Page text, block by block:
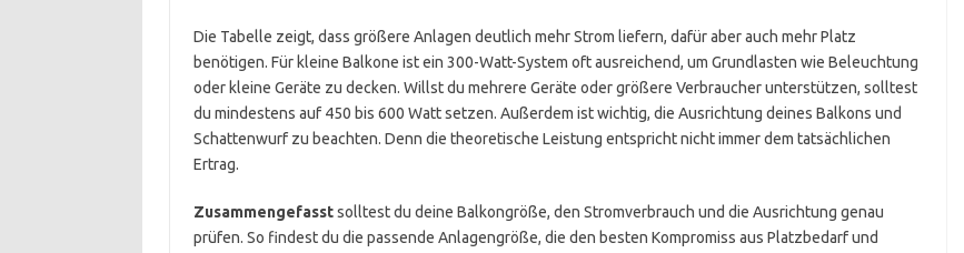
Die Tabelle zeigt, dass größere Anlagen deutlich mehr Strom liefern, dafür aber auch mehr Platz
benötigen. Für kleine Balkone ist ein 300-Watt-System oft ausreichend, um Grundlasten wie Beleuchtung
oder kleine Geräte zu decken. Willst du mehrere Geräte oder größere Verbraucher unterstützen, solltest
du mindestens auf 450 bis 600 Watt setzen. Außerdem ist wichtig, die Ausrichtung deines Balkons und
Schattenwurf zu beachten. Denn die theoretische Leistung entspricht nicht immer dem tatsächlichen
Ertrag.
Zusammengefasstsolltest du deine Balkongröße, den Stromverbrauch und die Ausrichtung genau
prüfen. So findest du die passende Anlagengröße, die den besten Kompromiss aus Platzbedarf und